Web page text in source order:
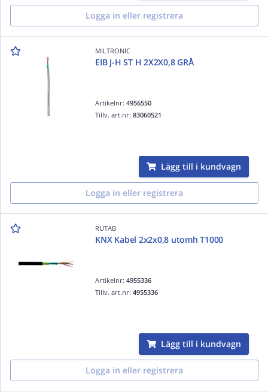
Logga in eller registrera
MILTRONIC
EIB J-H ST H 2X2X0,8 GRÅ
Artikelnr:4956550
Tillv. art.nr:83060521
Lägg till i kundvagn
Logga in eller registrera
RUTAB
KNX Kabel 2x2x0,8 utomh T1000
Artikelnr:4955336
Tillv. art.nr:4955336
Lägg till i kundvagn
Logga in eller registrera